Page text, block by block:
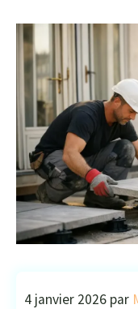
4 janvier 2026 par